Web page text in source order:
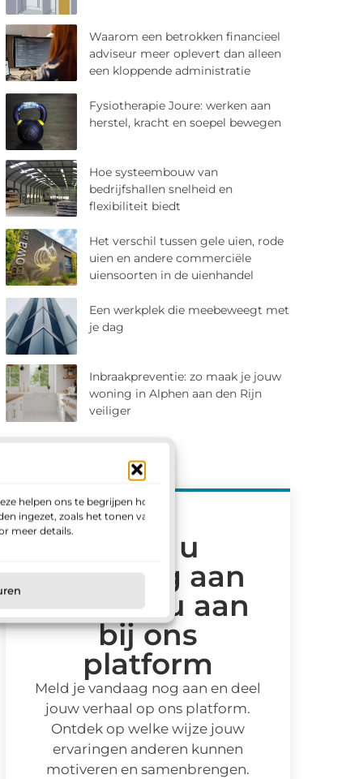
helpen ons te begrijpen hoe u
ingezet, zoals het tonen van
meer details.
Waarom een betrokken financieel
adviseur meer oplevert dan alleen
een kloppende administratie
Fysiotherapie Joure: werken aan
herstel, kracht en soepel bewegen
Hoe systeembouw van
bedrijfshallen snelheid en
flexibiliteit biedt
Het verschil tussen gele uien, rode
uien en andere commerciële
uiensoorten in de uienhandel
Een werkplek die meebeweegt met
je dag
Inbraakpreventie: zo maak je jouw
woning in Alphen aan den Rijn
veiliger
Meld u
vandaag aan
en sluit u aan
bij ons
platform
Meld je vandaag nog aan en deel
jouw verhaal op ons platform.
Ontdek op welke wijze jouw
ervaringen anderen kunnen
motiveren en samenbrengen.